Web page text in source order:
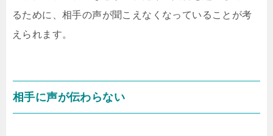
るために、相手の声が聞こえなくなっていることが考
えられます。
相手に声が伝わらない